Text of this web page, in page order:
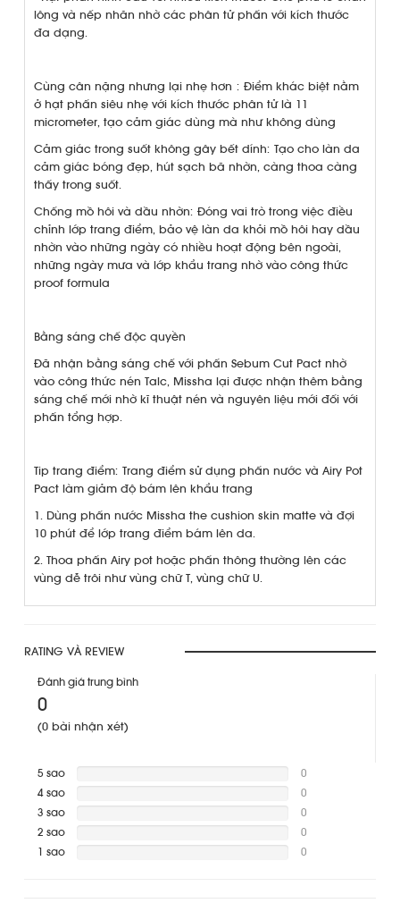
lông và nếp nhăn nhờ các phân tử phấn với kích thước
đa dạng.
Cùng cân nặng nhưng lại nhẹ hơn : Điểm khác biệt nằm
ở hạt phấn siêu nhẹ với kích thước phân tử là 11
micrometer, tạo cảm giác dùng mà như không dùng
Cảm giác trong suốt không gây bết dính: Tạo cho làn da
cảm giác bóng đẹp, hút sạch bã nhờn, càng thoa càng
thấy trong suốt.
Chống mồ hôi và dầu nhờn: Đóng vai trò trong việc điều
chỉnh lớp trang điểm, bảo vệ làn da khỏi mồ hôi hay dầu
nhờn vào những ngày có nhiều hoạt động bên ngoài,
những ngày mưa và lớp khẩu trang nhờ vào công thức
proof formula
Bằng sáng chế độc quyền
Đã nhận bằng sáng chế với phấn Sebum Cut Pact nhờ
vào công thức nén Talc, Missha lại được nhận thêm bằng
sáng chế mới nhờ kĩ thuật nén và nguyên liệu mới đối với
phấn tổng hợp.
Tip trang điểm: Trang điểm sử dụng phấn nước và Airy Pot
Pact làm giảm độ bám lên khẩu trang
1. Dùng phấn nước Missha the cushion skin matte và đợi
10 phút để lớp trang điểm bám lên da.
2. Thoa phấn Airy pot hoặc phấn thông thường lên các
vùng dễ trôi như vùng chữ T, vùng chữ U.
RATING VÀ REVIEW
Đánh giá trung bình
0
(0 bài nhận xét)
5 sao
Division
by
zero
0
4 sao
Division
by
0
3 sao
Division
0
2 sao
0
1 sao
0